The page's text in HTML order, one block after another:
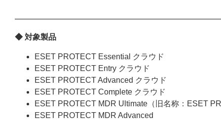
◆ 対象製品
ESET PROTECT Essential クラウド
ESET PROTECT Entry クラウド
ESET PROTECT Advanced クラウド
ESET PROTECT Complete クラウド
ESET PROTECT MDR Ultimate（旧名称：ESET
ESET PROTECT MDR Advanced